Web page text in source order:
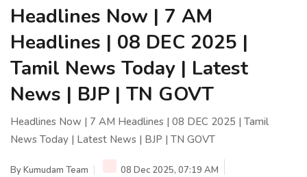
Headlines Now | 7 AM
Headlines | 08 DEC 2025 |
Tamil News Today | Latest
News | BJP | TN GOVT
Headlines Now | 7 AM Headlines | 08 DEC 2025 | Tamil
News Today | Latest News | BJP | TN GOVT
ByKumudam Team
08 Dec 2025, 07:19 AM